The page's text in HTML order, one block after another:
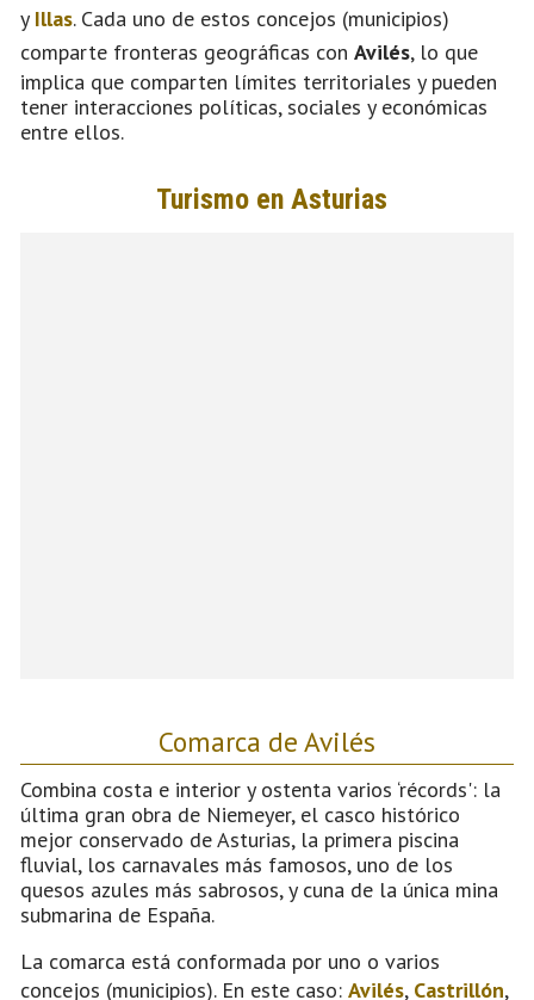
y Illas. Cada uno de estos concejos (municipios)
comparte fronteras geográficas con Avilés, lo que
implica que comparten límites territoriales y pueden
tener interacciones políticas, sociales y económicas
entre ellos.
Comarca de Avilés
Combina costa e interior y ostenta varios ‘récords': la
última gran obra de Niemeyer, el casco histórico
mejor conservado de Asturias, la primera piscina
fluvial, los carnavales más famosos, uno de los
quesos azules más sabrosos, y cuna de la única mina
submarina de España.
La comarca está conformada por uno o varios
concejos (municipios). En este caso: Avilés, Castrillón,